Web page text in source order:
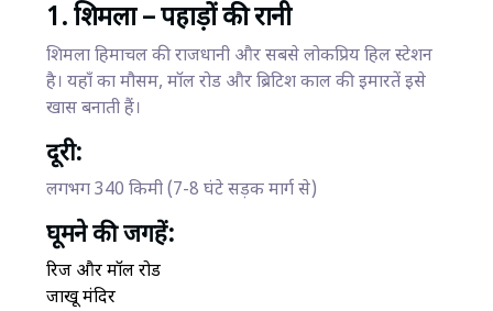
1. शिमला – पहाड़ों की रानी
शिमला हिमाचल की राजधानी और सबसे लोकप्रिय हिल स्टेशन
है। यहाँ का मौसम, मॉल रोड और ब्रिटिश काल की इमारतें इसे
खास बनाती हैं।
दूरी:
लगभग 340 किमी (7-8 घंटे सड़क मार्ग से)
घूमने की जगहें:
रिज और मॉल रोड
जाखू मंदिर